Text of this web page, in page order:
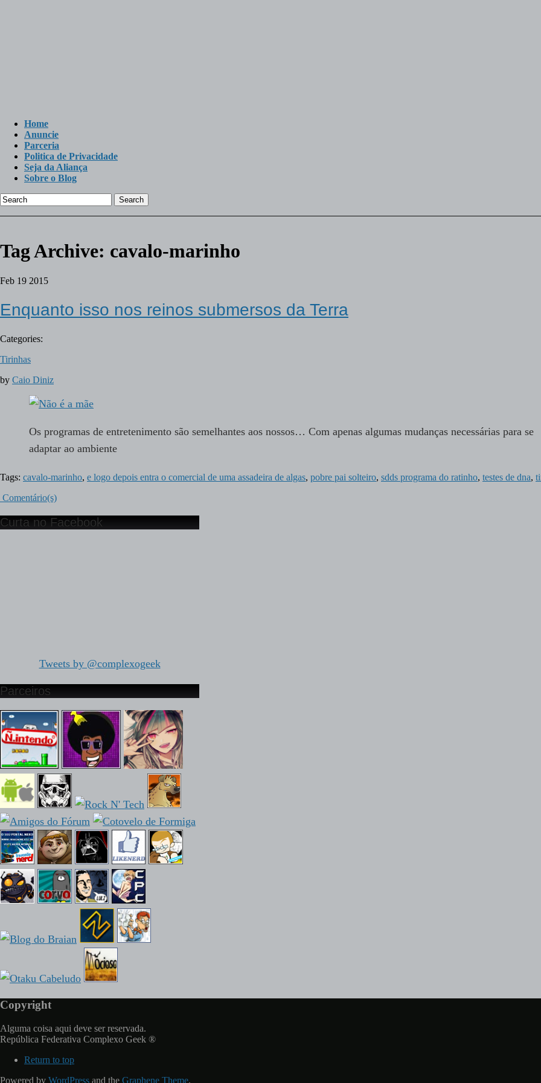
Home
Anuncie
Parceria
Politica de Privacidade
Seja da Aliança
Sobre o Blog
Search
Tag Archive: cavalo-marinho
Feb 19 2015
Enquanto isso nos reinos submersos da Terra
Categories:
Tirinhas
by Caio Diniz
Os programas de entretenimento são semelhantes aos nossos… Com apenas algumas mudanças necessárias para se
adaptar ao ambiente
Tags: cavalo-marinho, e logo depois entra o comercial de uma assadeira de algas, pobre pai solteiro, sdds programa do ratinho, testes de dna,
Comentário(s)
Curta no Facebook
Tweets by @complexogeek
Parceiros
Copyright
Alguma coisa aqui deve ser reservada.
República Federativa Complexo Geek ®
Return to top
Powered by WordPress and the Graphene Theme.